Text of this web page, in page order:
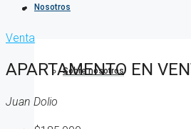
Nosotros
Sobre nosotros
Venta
APARTAMENTO EN
Juan Dolio